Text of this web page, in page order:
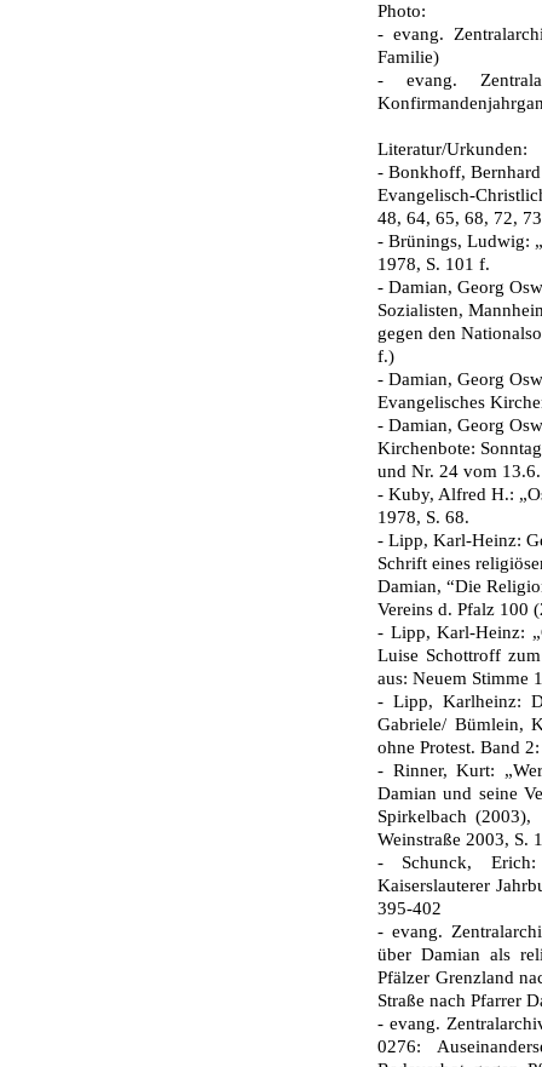
Photo:
- evang.
Familie)
- evang.
Literatur/Urkunden:
- Bonkhoff, Bernhard
Evangelisch-
48, 64, 65, 68, 72,
- Brünings, Ludwig:
1978, S. 101 f.
- Damian, Georg
Sozialisten,
gegen den
f.)
- Damian, Georg
Evangelisches
- Damian, Georg
Kirchenbote:
und Nr. 24 vom
- Kuby, Alfred H.:
1978, S. 68.
- Lipp, Karl-Heinz:
Schrift eines
Damian, “Die
Vereins d. Pfalz 100
- Lipp, Karl-Heinz:
Luise Schottroff
aus: Neuem Stimme
- Lipp, Karlheinz:
Gabriele/ Bümlein,
ohne Protest. Band
- Rinner, Kurt:
Damian und seine
Spirkelbach (2003),
Weinstraße 2003, S.
- Schunck,
Kaiserslauterer
395-402
- evang.
über Damian als
Pfälzer Grenzland
Straße nach Pfarrer
- evang.
0276: